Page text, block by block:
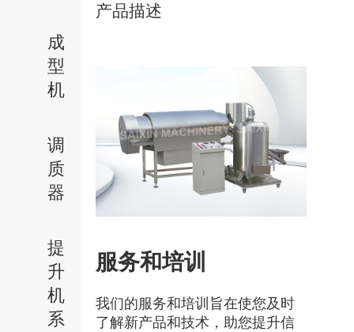
成
型
机
调
质
器
提
升
机
系
产品描述
服务和培训
我们的服务和培训旨在使您及时
了解新产品和技术，助您提升信